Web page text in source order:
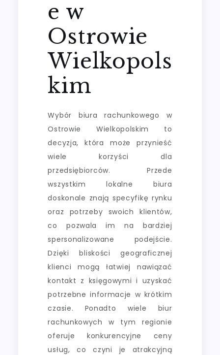
e w
Ostrowie
Wielkopols
kim
Wybór biura rachunkowego w
Ostrowie Wielkopolskim to
decyzja, która może przynieść
wiele korzyści dla
przedsiębiorców. Przede
wszystkim lokalne biura
doskonale znają specyfikę rynku
oraz potrzeby swoich klientów,
co pozwala im na bardziej
spersonalizowane podejście.
Dzięki bliskości geograficznej
klienci mogą łatwiej nawiązać
kontakt z księgowymi i uzyskać
potrzebne informacje w krótkim
czasie. Ponadto wiele biur
rachunkowych w tym regionie
oferuje konkurencyjne ceny
usług, co czyni je atrakcyjną